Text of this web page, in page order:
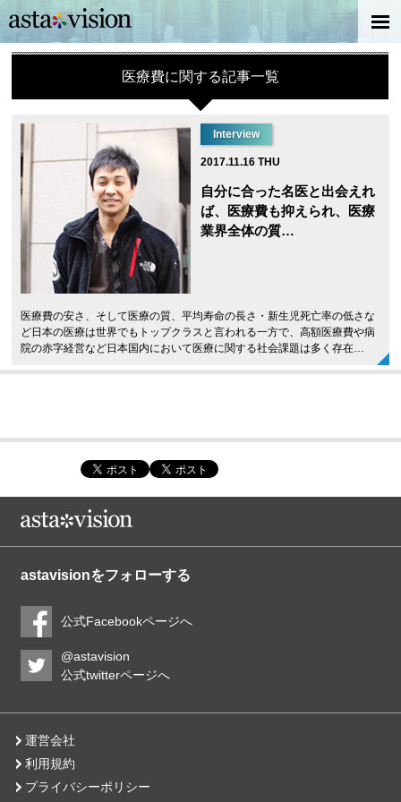
医療費に関する記事一覧
Interview
2017.11.16 THU
自分に合った名医と出会えれ
ば、医療費も抑えられ、医療
業界全体の質…
医療費の安さ、そして医療の質、平均寿命の長さ・新生児死亡率の低さな
ど日本の医療は世界でもトップクラスと言われる一方で、高額医療費や病
院の赤字経営など日本国内において医療に関する社会課題は多く存在…
astavisionをフォローする
公式Facebookページへ
@astavision
公式twitterページへ
運営会社
利用規約
プライバシーポリシー